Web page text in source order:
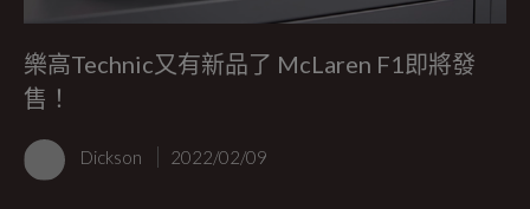
樂高Technic又有新品了 McLaren F1即將發
售！
Dickson 2022/02/09